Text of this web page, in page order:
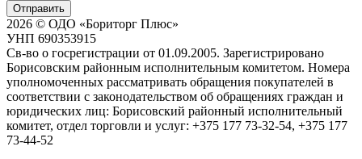
Отправить
2026 © ОДО «Бориторг Плюс»
УНП 690353915
Св-во о госрегистрации от 01.09.2005. Зарегистрировано
Борисовским районным исполнительным комитетом. Номера
уполномоченных рассматривать обращения покупателей в
соответствии с законодательством об обращениях граждан и
юридических лиц: Борисовский районный исполнительный
комитет, отдел торговли и услуг: +375 177 73-32-54, +375 177
73-44-52